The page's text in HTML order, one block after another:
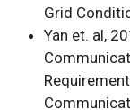
Grid
Yan et. al,